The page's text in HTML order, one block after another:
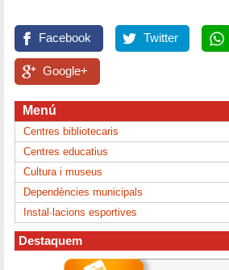
Facebook Twitter
Google+
Menú
Centres bibliotecaris
Centres educatius
Cultura i museus
Dependències municipals
Instal·lacions esportives
Destaquem